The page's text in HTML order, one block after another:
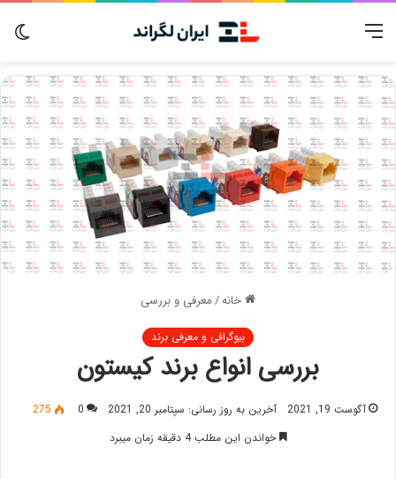
منو
خانه/معرفی و بررسی
بیوگرافی و معرفی برند
بررسی انواع برند کیستون
آگوست 19, 2021 آخرین به روز رسانی: سپتامبر 20, 2021 0
275
خواندن این مطلب 4 دقیقه زمان میبرد